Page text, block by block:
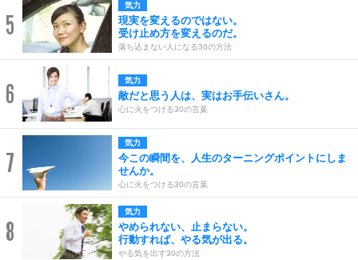
5
気力
現実を変えるのではない。
受け止め方を変えるのだ。
落ち込まない人になる30の方法
6 気力
敵だと思う人は、実はお手伝いさん。
心に火をつける30の言葉
7
気力
今この瞬間を、人生のターニングポイントにしま
せんか。
心に火をつける30の言葉
8
気力
やめられない、止まらない。
行動すれば、やる気が出る。
やる気を出す30の方法